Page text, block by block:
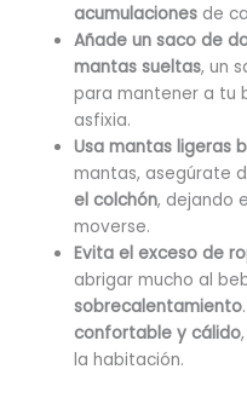
acumulaciones de
Añade un saco de
mantas sueltas, un
para mantener a tu
asfixia.
Usa mantas ligeras
mantas, asegúrate
el colchón, dejando
moverse.
Evita el exceso de
abrigar mucho al
sobrecalentamiento
confortable y cálido
la habitación.